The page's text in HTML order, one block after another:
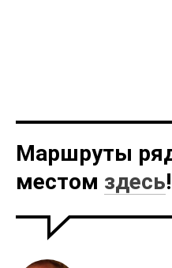
Маршруты
местом здесь!